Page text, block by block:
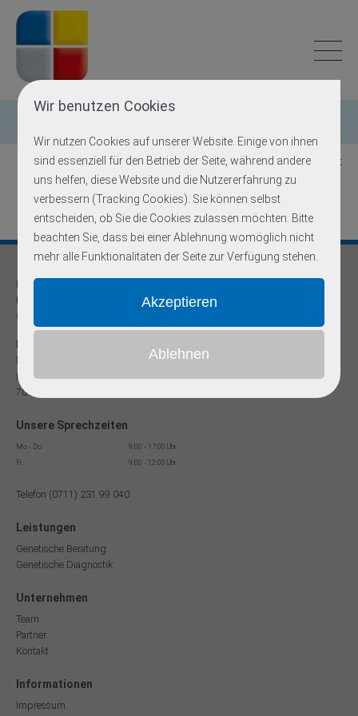
Wir benutzen Cookies
Wir nutzen Cookies auf unserer Website. Einige von ihnen
sind essenziell für den Betrieb der Seite, während andere
uns helfen, diese Website und die Nutzererfahrung zu
verbessern (Tracking Cookies). Sie können selbst
entscheiden, ob Sie die Cookies zulassen möchten. Bitte
beachten Sie, dass bei einer Ablehnung womöglich nicht
mehr alle Funktionalitäten der Seite zur Verfügung stehen.
Zurück zur Übersicht
Praxis für
Humangenetik und Prävention
Onkogenetische Schwerpunktpraxis
Dr. med Robert Hering
Facharzt für Humangenetik
Reinsburgstr. 13
70178 Stuttgart
Unsere Sprechzeiten
Mo - Do
9:00 - 17:00 Uhr
Fr
9:00 - 12:00 Uhr
Telefon (0711) 231 99 040
Leistungen
Genetische Beratung
Genetische Diagnostik
Unternehmen
Team
Partner
Kontakt
Informationen
Impressum